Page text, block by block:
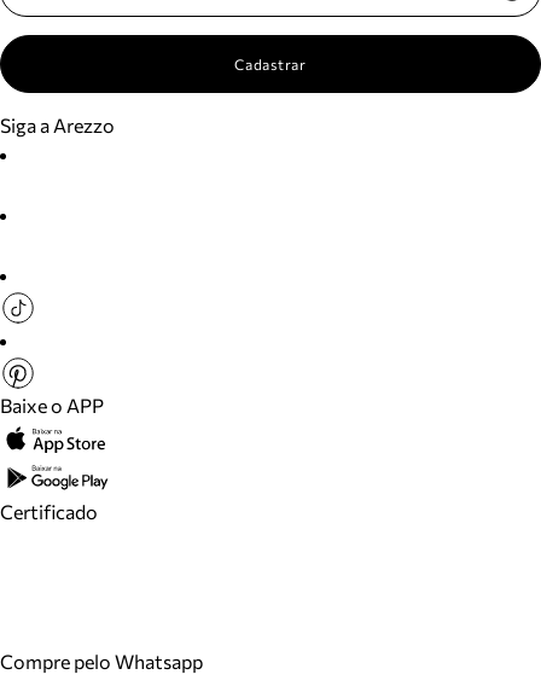
Cadastrar
Siga a Arezzo
Baixe o APP
Certificado
Compre pelo Whatsapp